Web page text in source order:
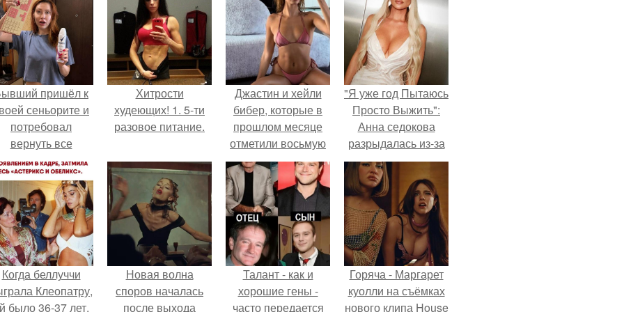
пришёл к
сеньорите и
потребовал
вернуть все
подарки.
Хитрости
худеющих! 1. 5-ти
разовое питание.
Джастин и хейли
бибер, которые в
прошлом месяце
отметили восьмую
годовщину
помолвки, показали
новые фото с
совместного
отдыха.
"Я уже год Пытаюсь
Просто Выжить":
Анна седокова
разрыдалась из-за
жесткой травли и
проклятий в сети.
Когда беллуччи
Клеопатру,
было 36-37 лет,
Новая волна
споров началась
после выхода
Талант - как и
хорошие гены -
часто передается
Горяча - Маргарет
куолли на съёмках
нового клипа House